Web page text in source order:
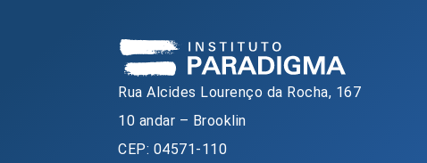
Rua Alcides Lourenço da Rocha, 167
10 andar – Brooklin
CEP: 04571-110